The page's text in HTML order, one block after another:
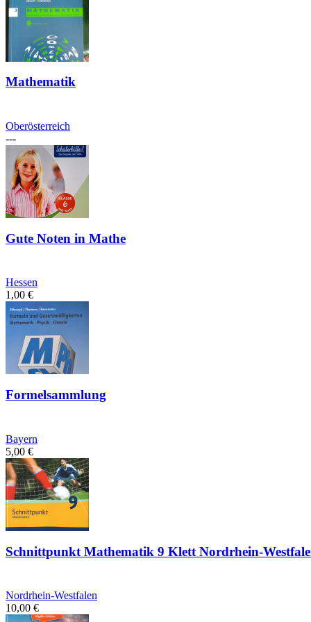
Mathematik
Oberösterreich
---
Gute Noten in Mathe
Hessen
1,00 €
Formelsammlung
Bayern
5,00 €
Schnittpunkt Mathematik 9 Klett Nordrhein-
Nordrhein-Westfalen
10,00 €